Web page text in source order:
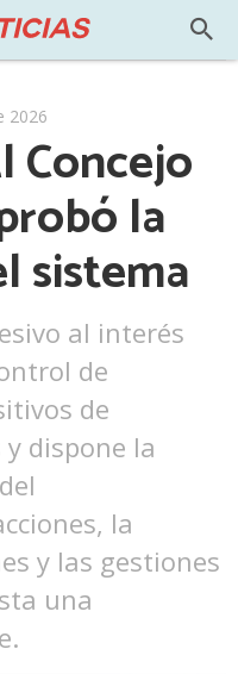
2026
Concejo
la
sistema
al interés
de
de
dispone la
la
y las gestiones
una